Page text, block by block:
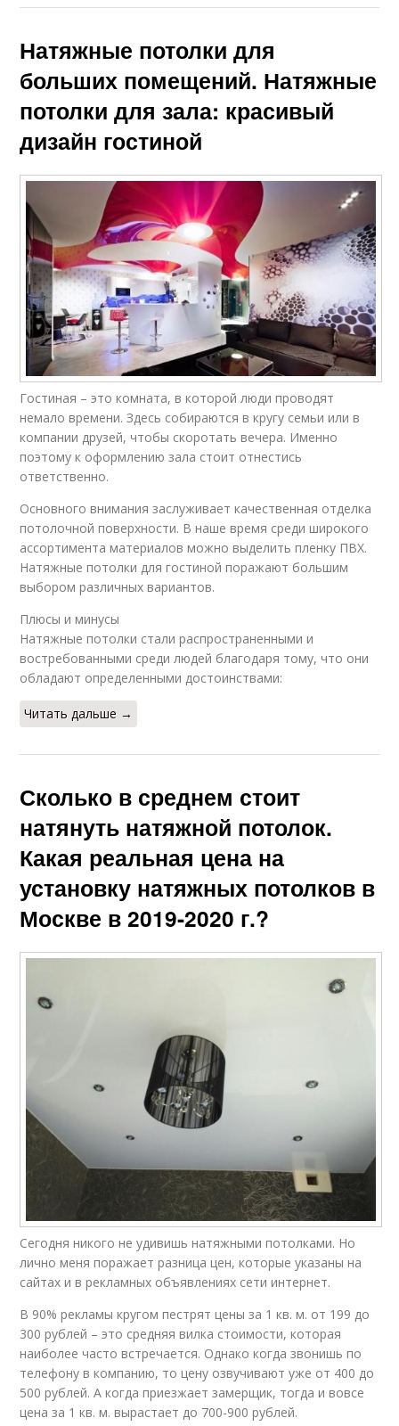
Натяжные потолки для
больших помещений. Натяжные
потолки для зала: красивый
дизайн гостиной
Гостиная – это комната, в которой люди проводят
немало времени. Здесь собираются в кругу семьи или в
компании друзей, чтобы скоротать вечера. Именно
поэтому к оформлению зала стоит отнестись
ответственно.
Основного внимания заслуживает качественная отделка
потолочной поверхности. В наше время среди широкого
ассортимента материалов можно выделить пленку ПВХ.
Натяжные потолки для гостиной поражают большим
выбором различных вариантов.
Плюсы и минусы
Натяжные потолки стали распространенными и
востребованными среди людей благодаря тому, что они
обладают определенными достоинствами:
Читать дальше →
Сколько в среднем стоит
натянуть натяжной потолок.
Какая реальная цена на
установку натяжных потолков в
Москве в 2019-2020 г.?
Сегодня никого не удивишь натяжными потолками. Но
лично меня поражает разница цен, которые указаны на
сайтах и в рекламных объявлениях сети интернет.
В 90% рекламы кругом пестрят цены за 1 кв. м. от 199 до
300 рублей – это средняя вилка стоимости, которая
наиболее часто встречается. Однако когда звонишь по
телефону в компанию, то цену озвучивают уже от 400 до
500 рублей. А когда приезжает замерщик, тогда и вовсе
цена за 1 кв. м. вырастает до 700-900 рублей.